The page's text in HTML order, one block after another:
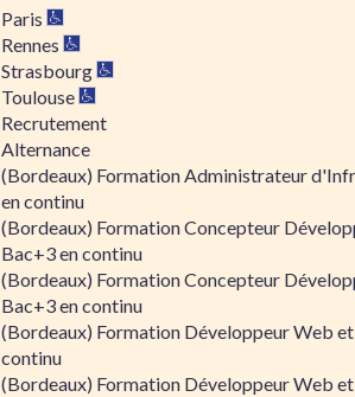
Paris
Rennes
Strasbourg
Toulouse
Recrutement
Alternance
(Bordeaux) Formation Administrateur
en continu
(Bordeaux) Formation Concepteur
Bac+3 en continu
(Bordeaux) Formation Concepteur
Bac+3 en continu
(Bordeaux) Formation Développeur Web
continu
(Bordeaux) Formation Développeur Web